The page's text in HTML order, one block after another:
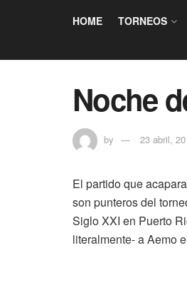
HOME TORNEOS
Noche
by 23 abril,
El partido que
son punteros del
Siglo XXI en Puerto
literalmente- a Aemo